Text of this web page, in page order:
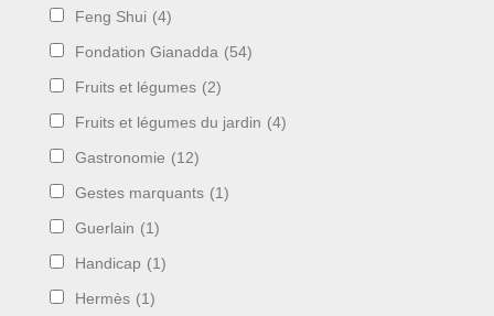
Feng Shui (4)
Fondation Gianadda (54)
Fruits et légumes (2)
Fruits et légumes du jardin (4)
Gastronomie (12)
Gestes marquants (1)
Guerlain (1)
Handicap (1)
Hermès (1)